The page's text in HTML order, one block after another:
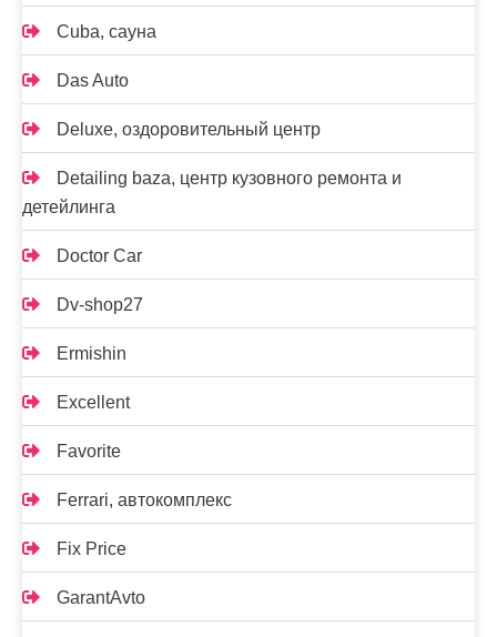
Cuba, сауна
Das Auto
Deluxe, оздоровительный центр
Detailing baza, центр кузовного ремонта и
детейлинга
Doctor Car
Dv-shop27
Ermishin
Excellent
Favorite
Ferrari, автокомплекс
Fix Price
GarantAvto